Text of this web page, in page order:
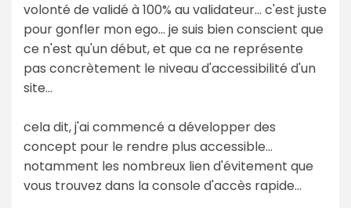
volonté de validé à 100% au validateur... c'est juste
pour gonfler mon ego... je suis bien conscient que
ce n'est qu'un début, et que ca ne représente
pas concrètement le niveau d'accessibilité d'un
site...
cela dit, j'ai commencé a développer des
concept pour le rendre plus accessible...
notamment les nombreux lien d'évitement que
vous trouvez dans la console d'accès rapide...